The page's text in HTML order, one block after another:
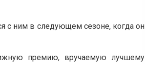
с ним в следующем сезоне, когда он
премию, вручаемую лучшему